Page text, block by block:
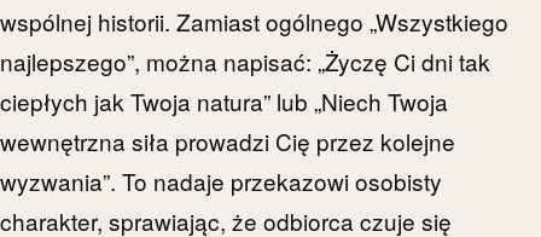
wspólnej historii. Zamiast ogólnego „Wszystkiego
najlepszego”, można napisać: „Życzę Ci dni tak
ciepłych jak Twoja natura” lub „Niech Twoja
wewnętrzna siła prowadzi Cię przez kolejne
wyzwania”. To nadaje przekazowi osobisty
charakter, sprawiając, że odbiorca czuje się